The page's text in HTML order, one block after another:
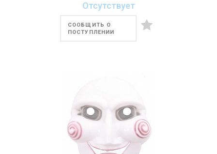
Отсутствует
СООБЩИТЬ О
ПОСТУПЛЕНИИ